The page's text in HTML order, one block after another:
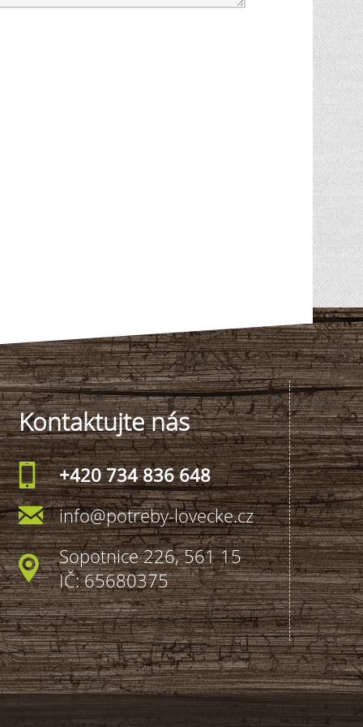
Kontaktujte nás
+420 734 836 648
info@potreby-lovecke.cz
Sopotnice 226, 561 15
IČ: 65680375